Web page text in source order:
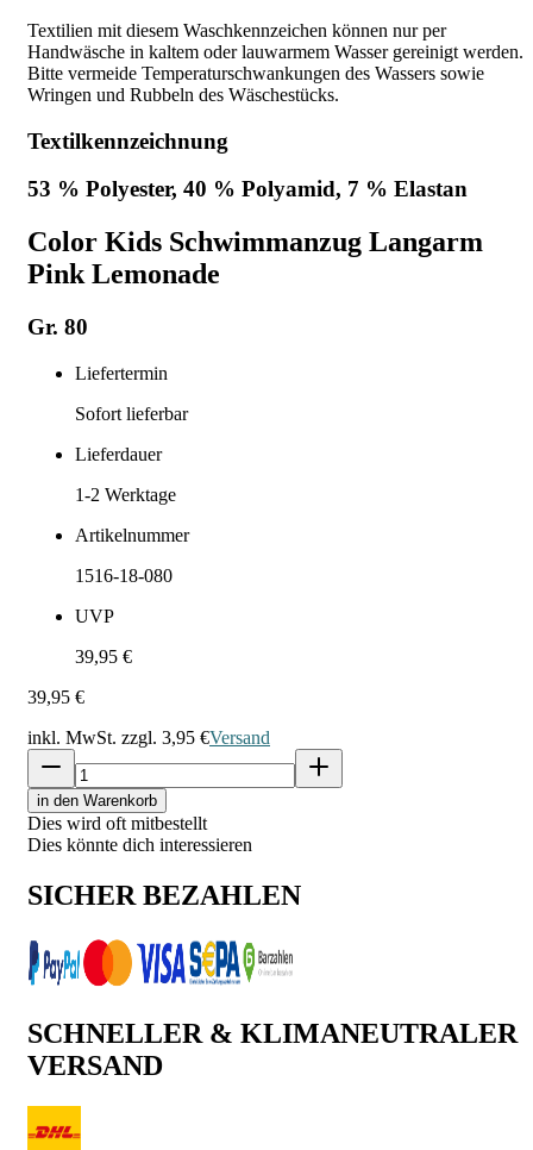
Textilien mit diesem Waschkennzeichen können nur per
Handwäsche in kaltem oder lauwarmem Wasser gereinigt werden.
Bitte vermeide Temperaturschwankungen des Wassers sowie
Wringen und Rubbeln des Wäschestücks.
Textilkennzeichnung
53 % Polyester, 40 % Polyamid, 7 % Elastan
Color Kids Schwimmanzug Langarm
Pink Lemonade
Gr. 80
Liefertermin
Sofort lieferbar
Lieferdauer
1-2 Werktage
Artikelnummer
1516-18-080
UVP
39,95 €
39,95 €
inkl. MwSt. zzgl. 3,95 €Versand
in den Warenkorb
Dies wird oft mitbestellt
Dies könnte dich interessieren
SICHER BEZAHLEN
SCHNELLER & KLIMANEUTRALER
VERSAND